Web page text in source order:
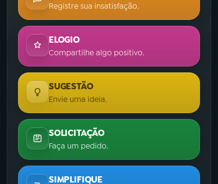
Registre sua insatisfação.
ELOGIO
Compartilhe algo positivo.
SUGESTÃO
Envie uma ideia.
SOLICITAÇÃO
Faça um pedido.
SIMPLIFIQUE